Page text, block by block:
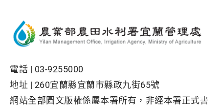
電話 | 03-9255000
地址 | 260宜蘭縣宜蘭市縣政九街65號
網站全部圖文版權係屬本署所有，非經本署正式書